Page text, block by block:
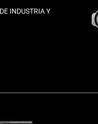
INDUSTRIA Y